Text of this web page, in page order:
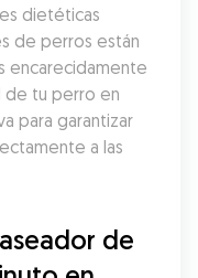
dietéticas
de perros están
encarecidamente
de tu perro en
para garantizar
a las
de